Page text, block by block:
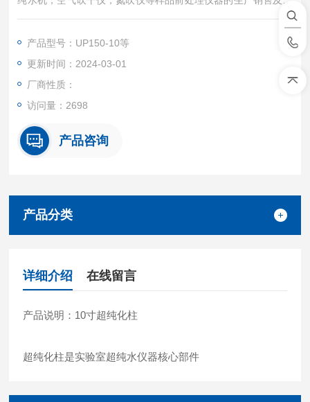
术服务
产品型号：UP150-10等
更新时间：2024-03-01
厂商性质：
访问量：2698
产品咨询
产品分类
详细介绍 在线留言
产品说明：10寸超纯化柱
超纯化柱是实验室超纯水仪器核心部件